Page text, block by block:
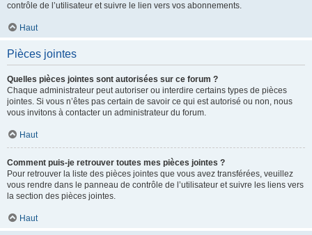
contrôle de l’utilisateur et suivre le lien vers vos abonnements.
Haut
Pièces jointes
Quelles pièces jointes sont autorisées sur ce forum ?
Chaque administrateur peut autoriser ou interdire certains types de pièces
jointes. Si vous n’êtes pas certain de savoir ce qui est autorisé ou non, nous
vous invitons à contacter un administrateur du forum.
Haut
Comment puis-je retrouver toutes mes pièces jointes ?
Pour retrouver la liste des pièces jointes que vous avez transférées, veuillez
vous rendre dans le panneau de contrôle de l’utilisateur et suivre les liens vers
la section des pièces jointes.
Haut